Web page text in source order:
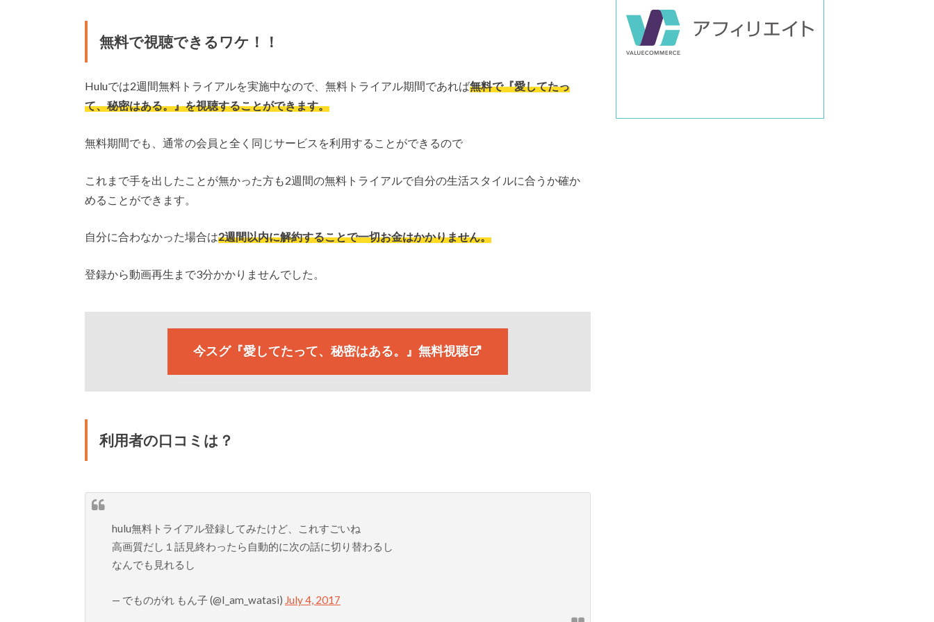
無料で視聴できるワケ！！
Huluでは2週間無料トライアルを実施中なので、無料トライアル期間であれば無料で『愛してたっ
て、秘密はある。』を視聴することができます。
無料期間でも、通常の会員と全く同じサービスを利用することができるので
これまで手を出したことが無かった方も2週間の無料トライアルで自分の生活スタイルに合うか確か
めることができます。
自分に合わなかった場合は2週間以内に解約することで一切お金はかかりません。
登録から動画再生まで3分かかりませんでした。
今スグ『愛してたって、秘密はある。』無料視聴
利用者の口コミは？
hulu無料トライアル登録してみたけど、これすごいね
高画質だし１話見終わったら自動的に次の話に切り替わるし
なんでも見れるし
— でものがれ もん子 (@I_am_watasi) July 4, 2017